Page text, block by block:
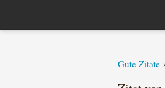
Gute Zitate